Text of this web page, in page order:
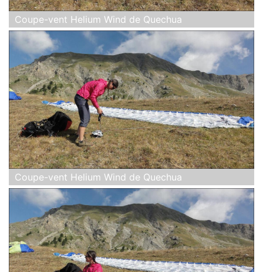
Coupe-vent Helium Wind de Quechua
Coupe-vent Helium Wind de Quechua